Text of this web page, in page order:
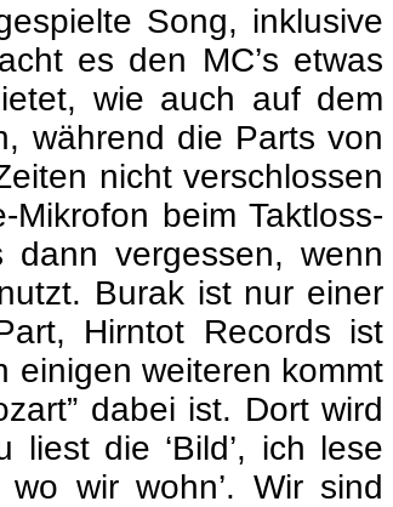
Song, inklusive
es den MC’s etwas
wie auch auf dem
während die Parts von
nicht verschlossen
beim Taktloss-
vergessen, wenn
Burak ist nur einer
Hirntot Records ist
einigen weiteren kommt
dabei ist. Dort wird
die ‘Bild’, ich lese
wir wohn’. Wir sind